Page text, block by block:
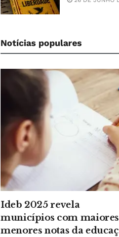
Notícias populares
Ideb 2025 revela
municípios com
menores notas da